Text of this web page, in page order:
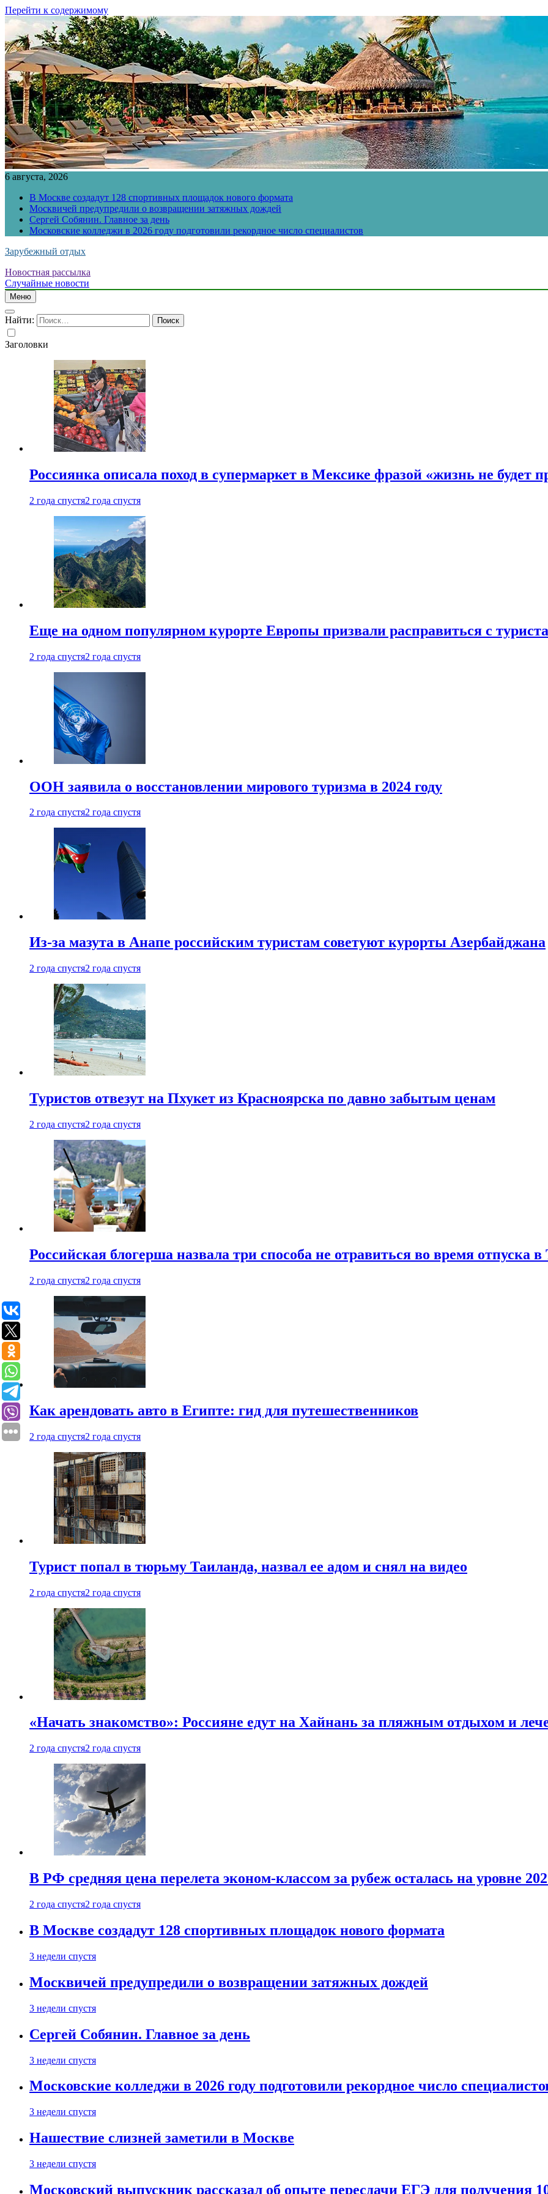
Перейти к содержимому
6 августа, 2026
В Москве создадут 128 спортивных площадок нового формата
Москвичей предупредили о возвращении затяжных дождей
Сергей Собянин. Главное за день
Московские колледжи в 2026 году подготовили рекордное число специалистов
Зарубежный отдых
Новостная рассылка
Случайные новости
Меню
Найти:
Заголовки
Россиянка описала поход в супермаркет в Мексике фразой «жизнь не будет
2 года спустя2 года спустя
Еще на одном популярном курорте Европы призвали расправиться с
2 года спустя2 года спустя
ООН заявила о восстановлении мирового туризма в 2024 году
2 года спустя2 года спустя
Из-за мазута в Анапе российским туристам советуют курорты Азербайджана
2 года спустя2 года спустя
Туристов отвезут на Пхукет из Красноярска по давно забытым ценам
2 года спустя2 года спустя
Российская блогерша назвала три способа не отравиться во время отпуска в
2 года спустя2 года спустя
Как арендовать авто в Египте: гид для путешественников
2 года спустя2 года спустя
Турист попал в тюрьму Таиланда, назвал ее адом и снял на видео
2 года спустя2 года спустя
«Начать знакомство»: Россияне едут на Хайнань за пляжным отдыхом и
2 года спустя2 года спустя
В РФ средняя цена перелета эконом-классом за рубеж осталась на уровне
2 года спустя2 года спустя
В Москве создадут 128 спортивных площадок нового формата
3 недели спустя
Москвичей предупредили о возвращении затяжных дождей
3 недели спустя
Сергей Собянин. Главное за день
3 недели спустя
Московские колледжи в 2026 году подготовили рекордное число
3 недели спустя
Нашествие слизней заметили в Москве
3 недели спустя
Московский выпускник рассказал об опыте пересдачи ЕГЭ для получения